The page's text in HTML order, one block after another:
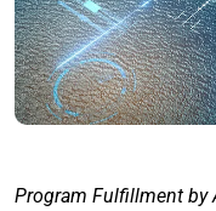
Program Fulfillment by